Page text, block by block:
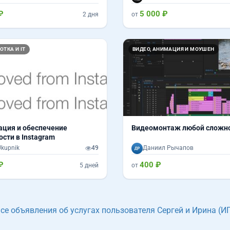
2 дня от 5 000 ₽
И IT
и обеспечение
в Instagram
49
5 дней
ВИДЕО, АНИМАЦИЯ И МОУШЕН
Видеомонтаж любой
Даниил Рычапов
от 400 ₽
объявления об услугах пользователя Сергей и Ирина